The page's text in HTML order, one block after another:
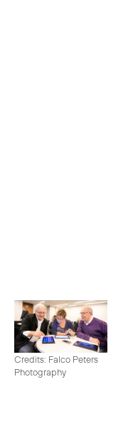
Credits: Falco Peters
Photography